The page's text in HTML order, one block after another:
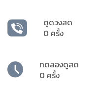
ดูดวงสด
0 ครั้ง
ทดลองดูสด
0 ครั้ง